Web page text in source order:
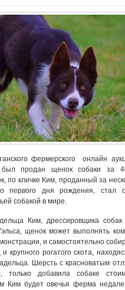
фермерского онлайн
был продан щенок собаки за
по кличке Ким, проданный за
первого дня рождения, стал
собакой в мире.
Ким, дрессировщика собак
щенок может выполнять
и самостоятельно
и крупного рогатого скота,
Шерсть с красноватым
только добавила собаке
Ким будет овечья ферма